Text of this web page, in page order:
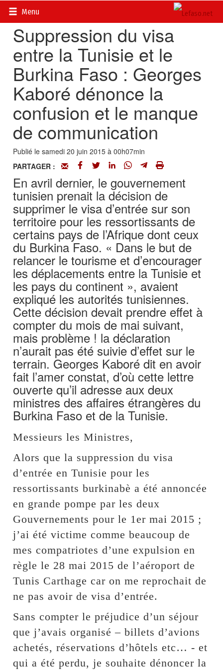
Menu
Accueil>
Suppression du visa
entre la Tunisie et le
Burkina Faso : Georges
Kaboré dénonce la
confusion et le manque
de communication
Publié le samedi 20 juin 2015 à 00h07min
PARTAGER :
En avril dernier, le gouvernement
tunisien prenait la décision de
supprimer le visa d’entrée sur son
territoire pour les ressortissants de
certains pays de l’Afrique dont ceux
du Burkina Faso. « Dans le but de
relancer le tourisme et d’encourager
les déplacements entre la Tunisie et
les pays du continent », avaient
expliqué les autorités tunisiennes.
Cette décision devait prendre effet à
compter du mois de mai suivant,
mais problème ! la déclaration
n’aurait pas été suivie d’effet sur le
terrain. Georges Kaboré dit en avoir
fait l’amer constat, d’où cette lettre
ouverte qu’il adresse aux deux
ministres des affaires étrangères du
Burkina Faso et de la Tunisie.
Messieurs les Ministres,
Alors que la suppression du visa
d’entrée en Tunisie pour les
ressortissants burkinabè a été annoncée
en grande pompe par les deux
Gouvernements pour le 1er mai 2015 ;
j’ai été victime comme beaucoup de
mes compatriotes d’une expulsion en
règle le 28 mai 2015 de l’aéroport de
Tunis Carthage car on me reprochait de
ne pas avoir de visa d’entrée.
Sans compter le préjudice d’un séjour
que j’avais organisé – billets d’avions
achetés, réservations d’hôtels etc… - et
qui a été perdu, je souhaite dénoncer la